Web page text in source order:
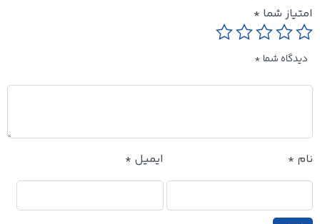
امتیاز شما*
دیدگاه شما*
نام* ایمیل*